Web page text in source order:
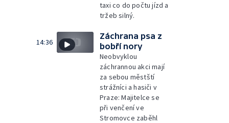
taxi co do počtu jízd a
tržeb silný.
14:36
Záchrana psa z
bobří nory
Neobvyklou
záchrannou akci mají
za sebou městští
strážníci a hasiči v
Praze: Majitelce se
při venčení ve
Stromovce zaběhl